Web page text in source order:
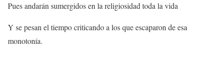
Pues andarán sumergidos en la religiosidad toda la vida
Y se pesan el tiempo criticando a los que escaparon de esa
monotonía.